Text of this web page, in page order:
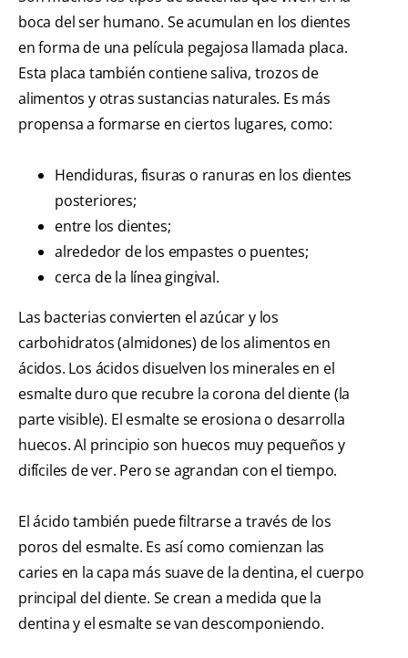
boca del ser humano. Se acumulan en los dientes
en forma de una película pegajosa llamada placa.
Esta placa también contiene saliva, trozos de
alimentos y otras sustancias naturales. Es más
propensa a formarse en ciertos lugares, como:
Hendiduras, fisuras o ranuras en los dientes
posteriores;
entre los dientes;
alrededor de los empastes o puentes;
cerca de la línea gingival.
Las bacterias convierten el azúcar y los
carbohidratos (almidones) de los alimentos en
ácidos. Los ácidos disuelven los minerales en el
esmalte duro que recubre la corona del diente (la
parte visible). El esmalte se erosiona o desarrolla
huecos. Al principio son huecos muy pequeños y
difíciles de ver. Pero se agrandan con el tiempo.
El ácido también puede filtrarse a través de los
poros del esmalte. Es así como comienzan las
caries en la capa más suave de la dentina, el cuerpo
principal del diente. Se crean a medida que la
dentina y el esmalte se van descomponiendo.